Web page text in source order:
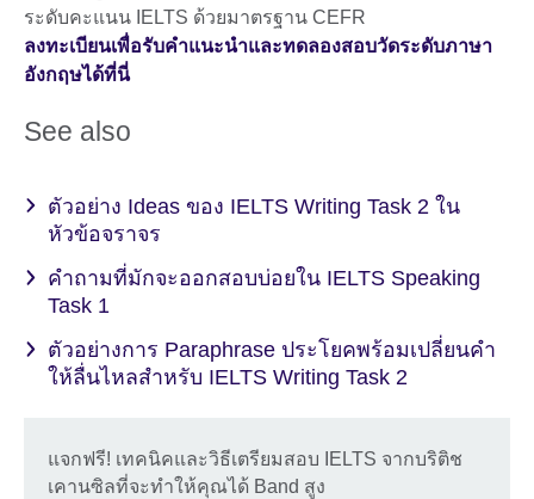
ระดับคะแนน IELTS ด้วยมาตรฐาน CEFR
ลงทะเบียนเพื่อรับคำแนะนำและทดลองสอบวัดระดับภาษา
อังกฤษได้ที่นี่
See also
ตัวอย่าง Ideas ของ IELTS Writing Task 2 ใน
หัวข้อจราจร
คำถามที่มักจะออกสอบบ่อยใน IELTS Speaking
Task 1
ตัวอย่างการ Paraphrase ประโยคพร้อมเปลี่ยนคำ
ให้ลื่นไหลสำหรับ IELTS Writing Task 2
แจกฟรี! เทคนิคและวิธีเตรียมสอบ IELTS จากบริติช
เคานซิลที่จะทำให้คุณได้ Band สูง